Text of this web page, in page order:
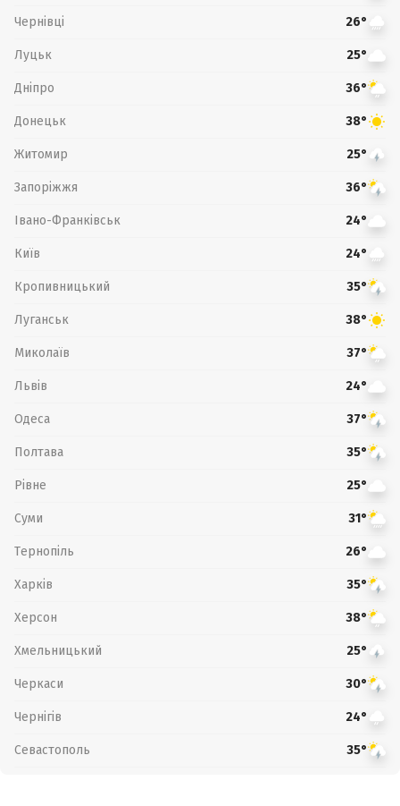
Чернівці 26°
Луцьк 25°
Дніпро 36°
Донецьк 38°
Житомир 25°
Запоріжжя 36°
Івано-Франківськ 24°
Київ 24°
Кропивницький 35°
Луганськ 38°
Миколаїв 37°
Львів 24°
Одеса 37°
Полтава 35°
Рівне 25°
Суми 31°
Тернопіль 26°
Харків 35°
Херсон 38°
Хмельницький 25°
Черкаси 30°
Чернігів 24°
Севастополь 35°